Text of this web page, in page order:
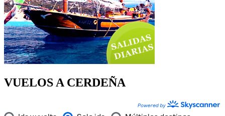
VUELOS A CERDEÑA